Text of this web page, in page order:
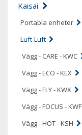
Kaisai
Portabla enheter
Luft-Luft
Vägg - CARE - KWC
Vägg - ECO - KEX
Vägg - FLY - KWX
Vägg - FOCUS - KWF
Vägg - HOT - KSH